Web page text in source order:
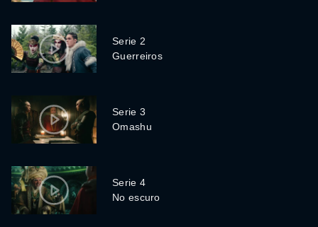
Serie 2
Guerreiros
Serie 3
Omashu
Serie 4
No escuro